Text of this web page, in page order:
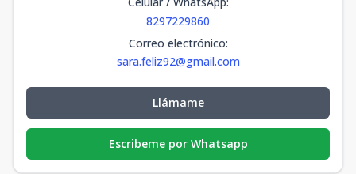
8297229860
Correo electrónico:
sara.feliz92@gmail.com
Llámame
Escribeme por Whatsapp